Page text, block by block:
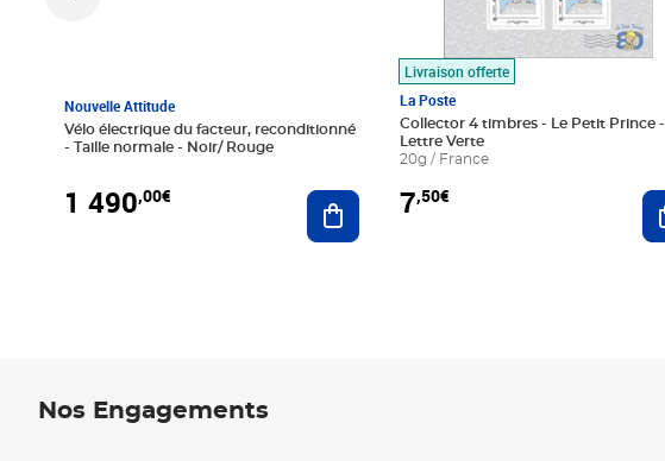
Nouvelle Attitude
Vélo électrique du facteur, reconditionné
- Taille normale - Noir/ Rouge
1 490,00€ Ajouter au panier
Livraison offerte
La Poste
Collector 4 timbres - Le Petit Prince -
Lettre Verte
20g / France
7,50€
Nos Engagements